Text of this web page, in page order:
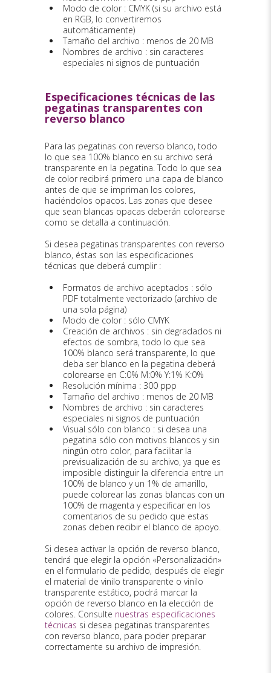
Modo de color : CMYK (si su archivo está
en RGB, lo convertiremos
automáticamente)
Tamaño del archivo : menos de 20 MB
Nombres de archivo : sin caracteres
especiales ni signos de puntuación
Especificaciones técnicas de las
pegatinas transparentes con
reverso blanco
Para las pegatinas con reverso blanco, todo
lo que sea 100% blanco en su archivo será
transparente en la pegatina. Todo lo que sea
de color recibirá primero una capa de blanco
antes de que se impriman los colores,
haciéndolos opacos. Las zonas que desee
que sean blancas opacas deberán colorearse
como se detalla a continuación.
Si desea pegatinas transparentes con reverso
blanco, éstas son las especificaciones
técnicas que deberá cumplir :
Formatos de archivo aceptados : sólo
PDF totalmente vectorizado (archivo de
una sola página)
Modo de color : sólo CMYK
Creación de archivos : sin degradados ni
efectos de sombra, todo lo que sea
100% blanco será transparente, lo que
deba ser blanco en la pegatina deberá
colorearse en C:0% M:0% Y:1% K:0%
Resolución mínima : 300 ppp
Tamaño del archivo : menos de 20 MB
Nombres de archivo : sin caracteres
especiales ni signos de puntuación
Visual sólo con blanco : si desea una
pegatina sólo con motivos blancos y sin
ningún otro color, para facilitar la
previsualización de su archivo, ya que es
imposible distinguir la diferencia entre un
100% de blanco y un 1% de amarillo,
puede colorear las zonas blancas con un
100% de magenta y especificar en los
comentarios de su pedido que estas
zonas deben recibir el blanco de apoyo.
Si desea activar la opción de reverso blanco,
tendrá que elegir la opción «Personalización»
en el formulario de pedido, después de elegir
el material de vinilo transparente o vinilo
transparente estático, podrá marcar la
opción de reverso blanco en la elección de
colores. Consulte nuestras especificaciones
técnicas si desea pegatinas transparentes
con reverso blanco, para poder preparar
correctamente su archivo de impresión.